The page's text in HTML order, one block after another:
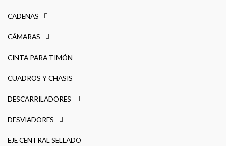
CADENAS
CÁMARAS
CINTA PARA TIMÓN
CUADROS Y CHASIS
DESCARRILADORES
DESVIADORES
EJE CENTRAL SELLADO